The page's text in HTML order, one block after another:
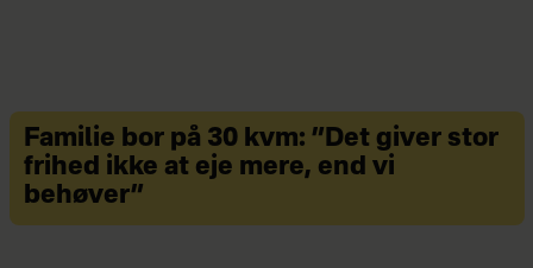
Familie bor på 30 kvm: ”Det giver stor
frihed ikke at eje mere, end vi
behøver”